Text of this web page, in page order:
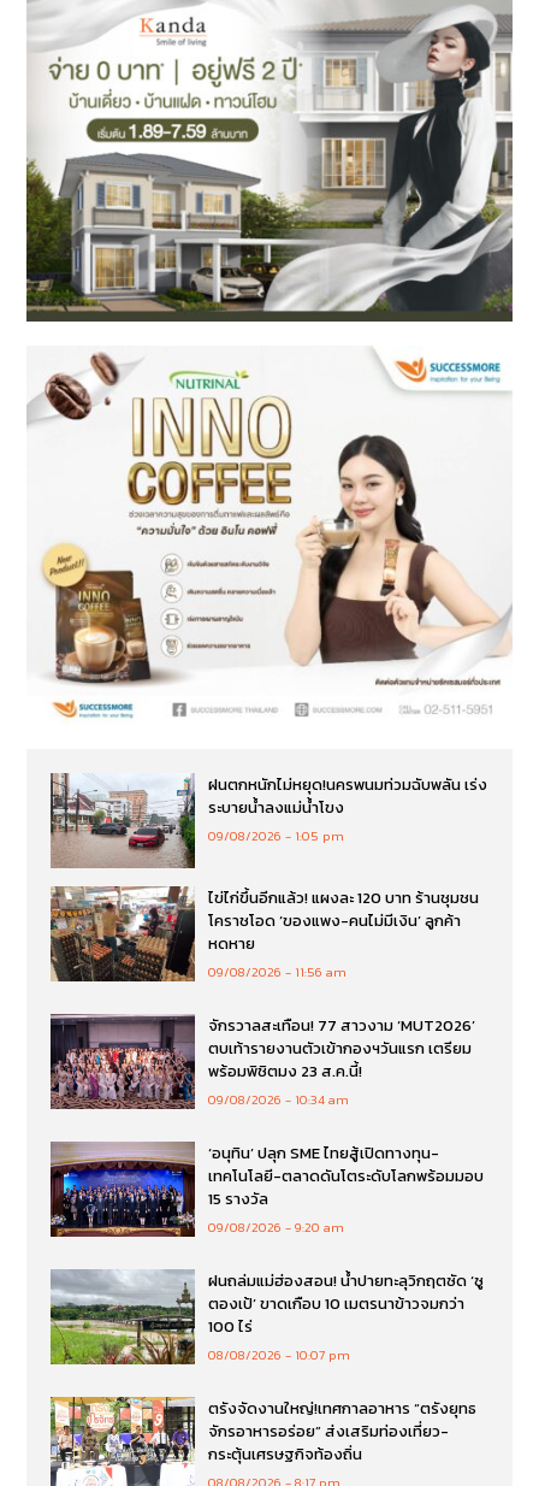
ฝนตกหนักไม่หยุด!นครพนมท่วมฉับพลัน เร่ง
ระบายน้ำลงแม่น้ำโขง
09/08/2026 1:05 pm
ไข่ไก่ขึ้นอีกแล้ว! แผงละ 120 บาท ร้านชุมชน
โคราชโอด ‘ของแพง-คนไม่มีเงิน’ ลูกค้า
หดหาย
09/08/2026 11:56 am
จักรวาลสะเทือน! 77 สาวงาม ‘MUT2026’
ตบเท้ารายงานตัวเข้ากองฯวันแรก เตรียม
พร้อมพิชิตมง 23 ส.ค.นี้!
09/08/2026 10:34 am
‘อนุทิน’ ปลุก SME ไทยสู้เปิดทางทุน-
เทคโนโลยี-ตลาดดันโตระดับโลกพร้อมมอบ
15 รางวัล
09/08/2026 9:20 am
ฝนถล่มแม่ฮ่องสอน! น้ำปายทะลุวิกฤตซัด ‘ซู
ตองเป้’ ขาดเกือบ 10 เมตรนาข้าวจมกว่า
100 ไร่
08/08/2026 10:07 pm
ตรังจัดงานใหญ่!เทศกาลอาหาร “ตรังยุทธ
จักรอาหารอร่อย” ส่งเสริมท่องเที่ยว-
กระตุ้นเศรษฐกิจท้องถิ่น